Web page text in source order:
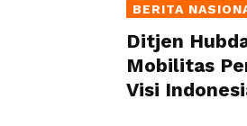
BERITA
Ditjen
Mobilitas
Visi